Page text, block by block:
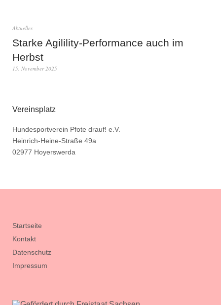
Aktuelles
Starke Agilility-Performance auch im
Herbst
15. November 2025
Vereinsplatz
Hundesportverein Pfote drauf! e.V.
Heinrich-Heine-Straße 49a
02977 Hoyerswerda
Startseite
Kontakt
Datenschutz
Impressum